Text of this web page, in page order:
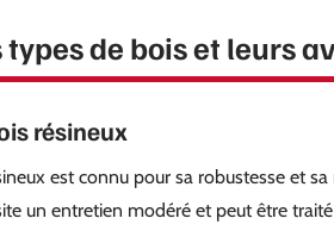
de bois et leurs
résineux
est connu pour sa robustesse et
un entretien modéré et peut être